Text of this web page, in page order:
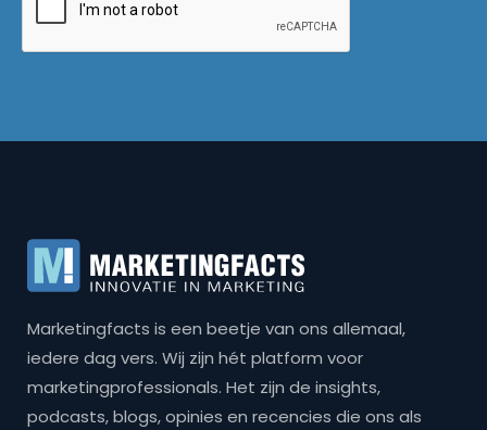
Marketingfacts is een beetje van ons allemaal,
iedere dag vers. Wij zijn hét platform voor
marketingprofessionals. Het zijn de insights,
podcasts, blogs, opinies en recencies die ons als